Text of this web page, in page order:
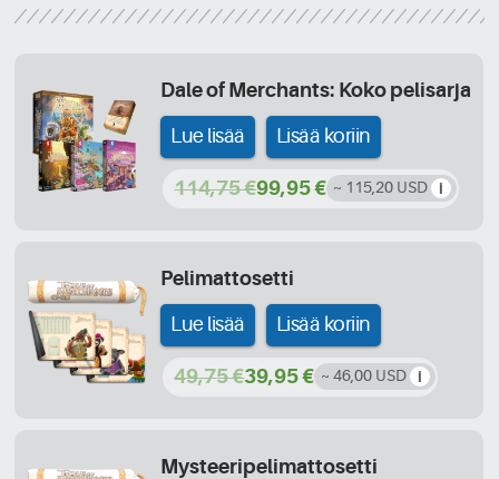
Dale of Merchants: Koko pelisarja
Lue lisää Lisää koriin
114,75 €99,95 € ~ 115,20 USD
Pelimattosetti
Lue lisää Lisää koriin
49,75 €39,95 € ~ 46,00 USD
Mysteeripelimattosetti